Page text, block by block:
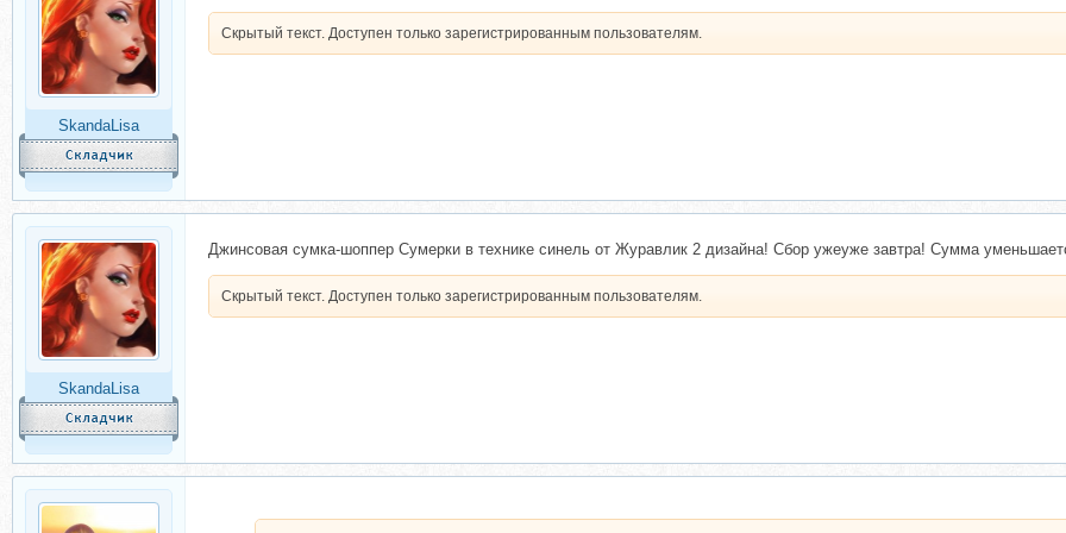
SkandaLisa
Скрытый текст. Доступен только зарегистрированным пользователям.
SkandaLisa
Джинсовая сумка-шоппер Сумерки в технике синель от Журавлик 2 дизайна! Сбор ужеуже завтра! Сумма
Скрытый текст. Доступен только зарегистрированным пользователям.